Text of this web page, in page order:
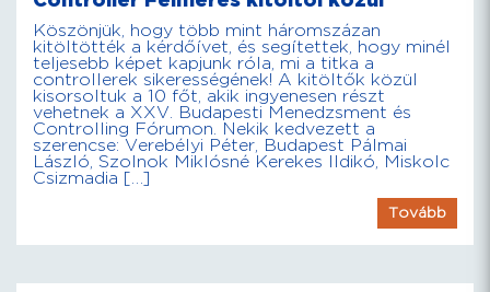
Köszönjük, hogy több mint háromszázan
kitöltötték a kérdőívet, és segítettek, hogy minél
teljesebb képet kapjunk róla, mi a titka a
controllerek sikerességének! A kitöltők közül
kisorsoltuk a 10 főt, akik ingyenesen részt
vehetnek a XXV. Budapesti Menedzsment és
Controlling Fórumon. Nekik kedvezett a
szerencse: Verebélyi Péter, Budapest Pálmai
László, Szolnok Miklósné Kerekes Ildikó, Miskolc
Csizmadia […]
Tovább